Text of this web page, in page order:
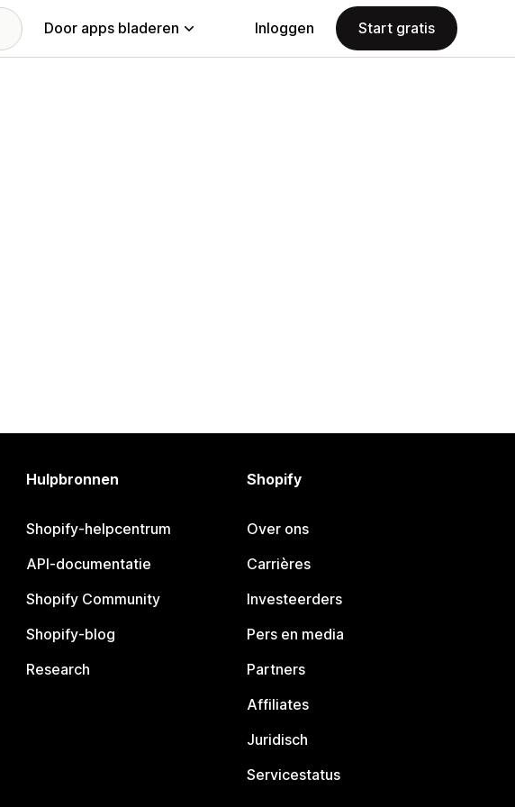
Door apps bladeren Inloggen Start gratis
Hulpbronnen
Shopify-helpcentrum
API-documentatie
Shopify Community
Shopify-blog
Research
Shopify
Over ons
Carrières
Investeerders
Pers en media
Partners
Affiliates
Juridisch
Servicestatus